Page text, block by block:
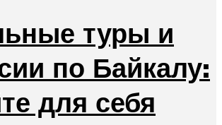
туры и
по Байкалу:
для себя